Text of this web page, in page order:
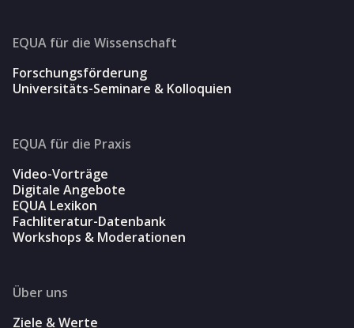
EQUA für die Wissenschaft
Forschungsförderung
Universitäts-Seminare & Kolloquien
EQUA für die Praxis
Video-Vorträge
Digitale Angebote
EQUA Lexikon
Fachliteratur-Datenbank
Workshops & Moderationen
Über uns
Ziele & Werte